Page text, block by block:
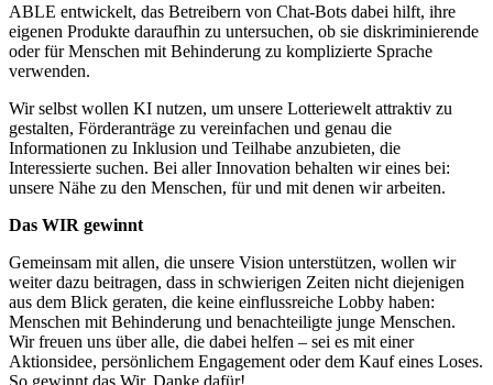
ABLE entwickelt, das Betreibern von Chat-Bots dabei hilft, ihre
eigenen Produkte daraufhin zu untersuchen, ob sie diskriminierende
oder für Menschen mit Behinderung zu komplizierte Sprache
verwenden.
Wir selbst wollen KI nutzen, um unsere Lotteriewelt attraktiv zu
gestalten, Förderanträge zu vereinfachen und genau die
Informationen zu Inklusion und Teilhabe anzubieten, die
Interessierte suchen. Bei aller Innovation behalten wir eines bei:
unsere Nähe zu den Menschen, für und mit denen wir arbeiten.
Das WIR gewinnt
Gemeinsam mit allen, die unsere Vision unterstützen, wollen wir
weiter dazu beitragen, dass in schwierigen Zeiten nicht diejenigen
aus dem Blick geraten, die keine einflussreiche Lobby haben:
Menschen mit Behinderung und benachteiligte junge Menschen.
Wir freuen uns über alle, die dabei helfen – sei es mit einer
Aktionsidee, persönlichem Engagement oder dem Kauf eines Loses.
So gewinnt das Wir. Danke dafür!